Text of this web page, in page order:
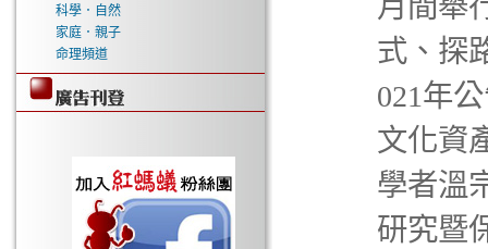
科學．自然
家庭．親子
命理頻道
月間舉
式、探
021年
文化資
學者溫
研究暨